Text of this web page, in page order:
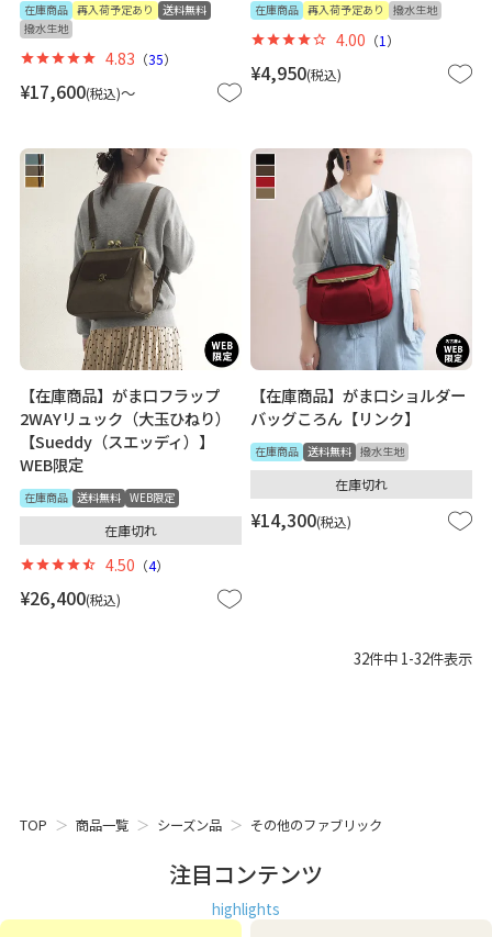
在庫商品 再入荷予定あり
送料無料
撥水生地
¥17,600 税込 〜
4.83 （35）
在庫商品 再入荷予定あり 撥水生地
¥4,950 税込
4.00 （1 ）
【在庫商品】がま口フラップ
2WAYリュック（大玉ひねり）
【Sueddy（スエッディ）】
WEB限定
在庫商品 送料無料 WEB限定
¥26,400 税込
在庫切れ
4.50 （4）
【在庫商品】がま口ショルダー
バッグころん【リンク】
在庫商品 送料無料 撥水生地
¥14,300 税込
在庫切れ
32件中 1-32件表示
TOP 商品一覧 シーズン品 その他のファブリック
注目コンテンツ
highlights